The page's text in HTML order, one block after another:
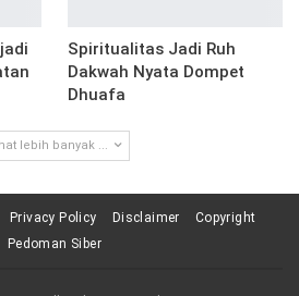
Spiritualitas Jadi Ruh
Dakwah Nyata Dompet
Dhuafa
lebih banyak ...
Privacy Policy Disclaimer
Copyright
Pedoman Siber